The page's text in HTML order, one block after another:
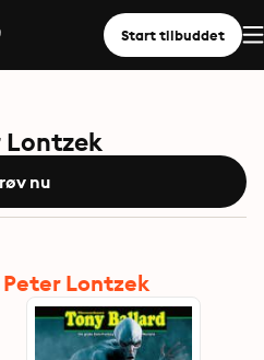
Start tilbuddet
Lontzek
nu
Lontzek